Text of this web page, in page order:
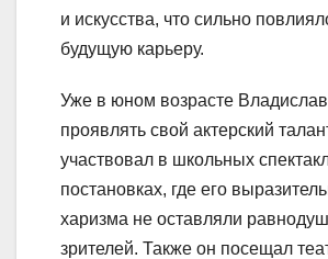
и искусства, что сильно
будущую карьеру.
Уже в юном возрасте
проявлять свой актерский
участвовал в школьных
постановках, где его
харизма не оставляли
зрителей. Также он посещал